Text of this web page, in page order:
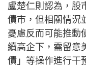
盧楚仁則認為，股
債市，但相關情況
憂慮反而可能推動
續高企下，需留意
債」等操作進行干